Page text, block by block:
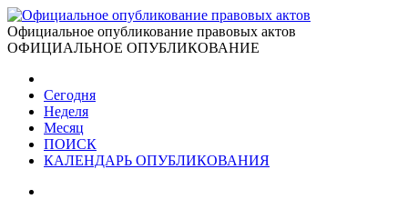
Официальное опубликование правовых актов
ОФИЦИАЛЬНОЕ ОПУБЛИКОВАНИЕ
Сегодня
Неделя
Месяц
ПОИСК
КАЛЕНДАРЬ ОПУБЛИКОВАНИЯ